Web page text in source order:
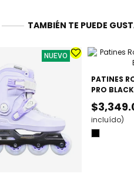
TAMBIÉN TE PUEDE
NUEVO
PATINES
PRO
incluído)